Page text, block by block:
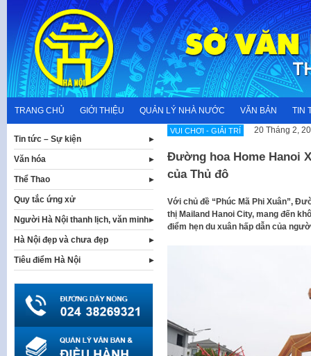
content
TRANG CHỦ GIỚI THIỆU QUẢN LÝ NHÀ NƯỚC VĂN BẢN TIN
VUI CHƠI - GIẢI TRÍ 20 Tháng 2,
Đường hoa Home Hanoi
của Thủ đô
Với chủ đề “Phúc Mã Phi Xuân”,
thị Mailand Hanoi City, mang đến
điểm hẹn du xuân hấp dẫn của
Tin tức – Sự kiện
Văn hóa
Thể Thao
Quy tắc ứng xử
Người Hà Nội thanh lịch, văn minh
Hà Nội đẹp và chưa đẹp
Tiêu điểm Hà Nội